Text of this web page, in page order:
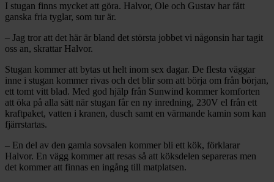
I stugan finns mycket att göra. Halvor, Ole och Gustav har fått
ganska fria tyglar, som tur är.
– Jag tror att det här är bland det största jobbet vi någonsin har tagit
oss an, skrattar Halvor.
Stugan kommer att bytas ut helt inom sex dagar. De flesta väggar
inne i stugan kommer rivas och det blir som att börja om från början,
ett tomt vitt blad. Med god hjälp från Sunwind kommer komforten
att öka på alla sätt när stugan får en ny inredning, 230V el från ett
kraftpaket, vatten i kranen, dusch samt en värmande kamin som kan
fjärrstartas.
– En del av den gamla sovsalen kommer bli ett kök, förklarar
Halvor. En vägg kommer att resas så att köksdelen separeras men
det kommer att finnas en ingång till matplatsen.